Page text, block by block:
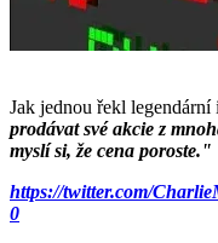
Jak jednou řekl legendární
prodávat své akcie z
myslí si, že cena poroste."
https://twitter.com/
0